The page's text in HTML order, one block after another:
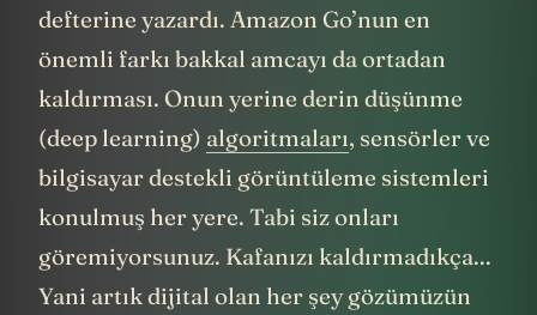
defterine yazardı. Amazon Go’nun en
önemli farkı bakkal amcayı da ortadan
kaldırması. Onun yerine derin düşünme
(deep learning) algoritmaları, sensörler ve
bilgisayar destekli görüntüleme sistemleri
konulmuş her yere. Tabi siz onları
göremiyorsunuz. Kafanızı kaldırmadıkça...
Yani artık dijital olan her şey gözümüzün